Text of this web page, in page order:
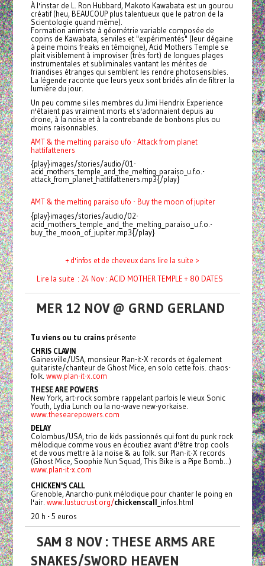
À l'instar de L. Ron Hubbard, Makoto Kawabata est un gourou
créatif (heu, BEAUCOUP plus talentueux que le patron de la
Scientologie quand même).
Formation animiste à géométrie variable composée de
copins de Kawabata, serviles et "expérimentés" (leur dégaine
à peine moins freaks en témoigne), Acid Mothers Temple se
plait visiblement à improviser (très fort) de longues plages
instrumentales et subliminales vantant les mérites de
friandises étranges qui semblent les rendre photosensibles.
La légende raconte que leurs yeux sont bridés afin de filtrer la
lumière du jour.
Un peu comme si les membres du Jimi Hendrix Experience
n'étaient pas vraiment morts et s'adonnaient depuis au
drone, à la noise et à la contrebande de bonbons plus ou
moins raisonnables.
AMT & the melting paraiso ufo - Attack from planet
hattifatteners
{play}images/stories/audio/01-
acid_mothers_temple_and_the_melting_paraiso_u.f.o.-
attack_from_planet_hattifatteners.mp3{/play}
AMT & the melting paraiso ufo - Buy the moon of jupiter
{play}images/stories/audio/02-
acid_mothers_temple_and_the_melting_paraiso_u.f.o.-
buy_the_moon_of_jupiter.mp3{/play}
+ d'infos et de cheveux dans lire la suite >
Lire la suite : 24 Nov : ACID MOTHER TEMPLE + 80 DATES
MER 12 NOV @ GRND GERLAND
Tu viens ou tu crains présente
CHRIS CLAVIN
Gainesville/USA, monsieur Plan-it-X records et également
guitariste/chanteur de Ghost Mice, en solo cette fois. chaos-
folk. www.plan-it-x.com
THESE ARE POWERS
New York, art-rock sombre rappelant parfois le vieux Sonic
Youth, Lydia Lunch ou la no-wave new-yorkaise.
www.thesearepowers.com
DELAY
Colombus/USA, trio de kids passionnés qui font du punk rock
mélodique comme vous en écoutiez avant d'être trop cools
et de vous mettre à la noise & au folk. sur Plan-it-X records
(Ghost Mice, Soophie Nun Squad, This Bike is a Pipe Bomb...)
www.plan-it-x.com
CHICKEN'S CALL
Grenoble, Anarcho-punk mélodique pour chanter le poing en
l'air. www.lustucrust.org/chickenscall _infos.html
20 h - 5 euros
SAM 8 NOV : THESE ARMS ARE
SNAKES/SWORD HEAVEN